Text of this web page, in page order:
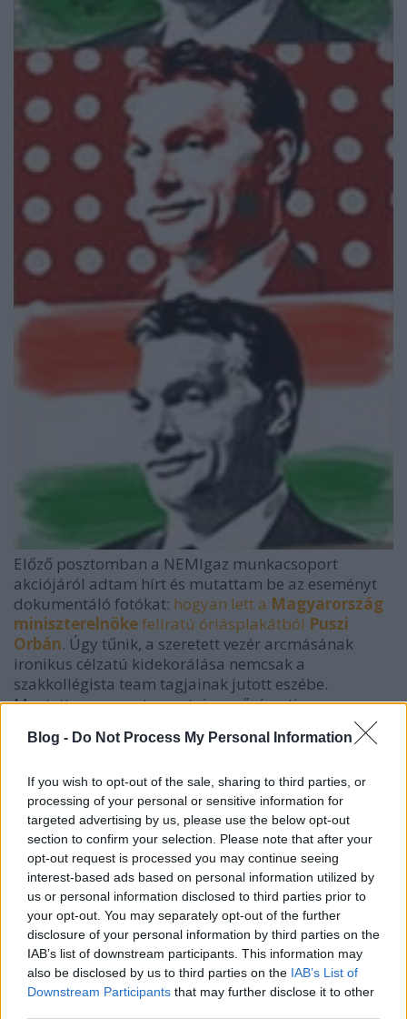
Blog - Do Not Process My Personal Information
If you wish to opt-out of the sale, sharing to third parties, or
processing of your personal or sensitive information for
targeted advertising by us, please use the below opt-out
section to confirm your selection. Please note that after your
opt-out request is processed you may continue seeing
interest-based ads based on personal information utilized by
us or personal information disclosed to third parties prior to
your opt-out. You may separately opt-out of the further
disclosure of your personal information by third parties on the
IAB’s list of downstream participants. This information may
also be disclosed by us to third parties on the IAB’s List of
Downstream Participants that may further disclose it to other
Előző posztomban a NEMIgaz munkacsoport
akciójáról adtam hírt és mutattam be az eseményt
dokumentáló fotókat: hogyan lett a Magyarország
miniszterelnökefeliratú óriásplakátból Puszi
Orbán. Úgy tűnik, a szeretett vezér arcmásának
ironikus célzatú kidekorálása nemcsak a
szakkollégista team tagjainak jutott eszébe.
Megtette ugyanezt az extrém művészeti
Tereskova, azaz Nagy Kriszta is. Nem kevesebb mint
számára (érdekesség: a vernisszázst a Godot
galériában a hajdani első, egyetlen és utolsó
kárpátaljai avantgárd költő, manapság inkább
fotós, kritikus, esztéte Cséka György fogja
megnyitni).
Tereskova képein a jóságos mosolyú nemes arcél
mindenütt ugyanaz, a kipingálás meg mindenütt
más eszközökkel csal mosolyt a szemlélő
tekintélytisztelettől nyúzott arcára.
Látva a magyarországi nagypolitika alakulását, azt